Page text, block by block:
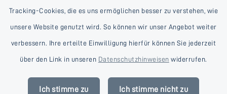
Tracking-Cookies, die es uns ermöglichen besser zu verstehen, wie
unsere Website genutzt wird. So können wir unser Angebot weiter
verbessern. Ihre erteilte Einwilligung hierfür können Sie jederzeit
über den Link in unseren Datenschutzhinweisen widerrufen.
Ich stimme zu Ich stimme nicht zu
Kontakt